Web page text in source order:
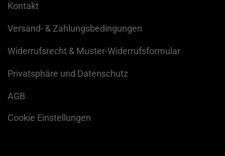
Kontakt
Versand- & Zahlungsbedingungen
Widerrufsrecht & Muster-Widerrufsformular
Privatsphäre und Datenschutz
AGB
Cookie Einstellungen